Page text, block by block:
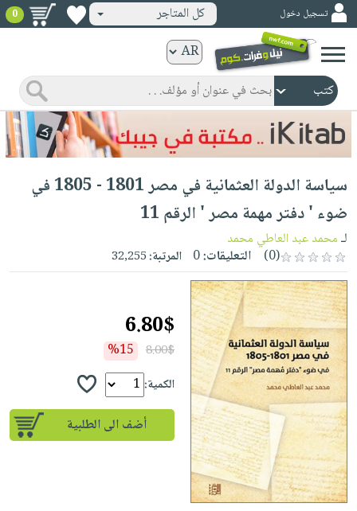
ورقية
المواضيع
صدر
حديثاً
الأكثر
مبيعاً
جوائز
شحن
مخفض
عروض
خاصة
صفحات
مشوقة
إختياراتنا
كتب
أكاديمية
صندوق
القراءة
English
كتب
الكترونية
الرئيسية
صدر
حديثاً
الأكثر
مبيعاً
كتب
مجانية
إختياراتنا
iKitab
بلا
حدود
أسئلة
يتكرر
طرحها
كتب
صوتية
الصفحة
الرئيسية
masmu3
بلا
حدود
أسئلة
يتكرر
طرحها
تحميل
masmu3
على
Android
أطفال
وناشئة
الصفحة
الرئيسية
المواضيع
الأكثر
مبيعاً
إختياراتنا
وسائل
تعليمية
وسائل
تعليمية
الصحة
والعناية
الشخصية
جديد
تسجيل دخول كل المتاجر 0
سياسة الدولة العثمانية في مصر 1801 - 1805 في
ضوء ' دفتر مهمة مصر ' الرقم 11
لـمحمد عبد العاطي محمد
(0)
التعليقات:0 المرتبة:32,255
6.80$
8.00$
%15
الكمية:
أضف الى الطلبية